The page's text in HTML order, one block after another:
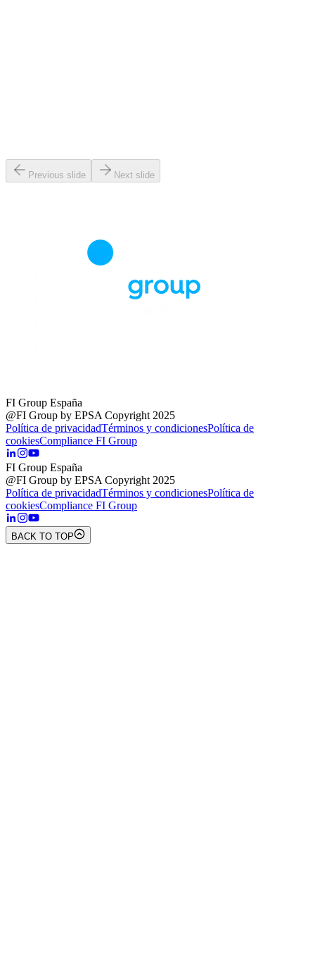
Previous slide Next slide
FI Group España
@FI Group by EPSA Copyright 2025
Política de privacidadTérminos y condicionesPolítica de
cookiesCompliance FI Group
FI Group España
@FI Group by EPSA Copyright 2025
Política de privacidadTérminos y condicionesPolítica de
cookiesCompliance FI Group
BACK TO TOP